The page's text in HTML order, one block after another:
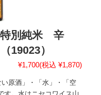
別純米 辛
）
¥1,700(税込 ¥1,870)
原酒」・「水」・「空
す。水はニセコワイス山